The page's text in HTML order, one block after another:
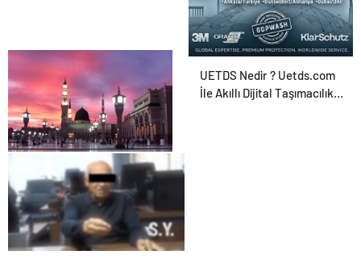
UETDS Nedir ? Uetds.com
İle Akıllı Dijital Taşımacılık
2026 Umre Fiyatları